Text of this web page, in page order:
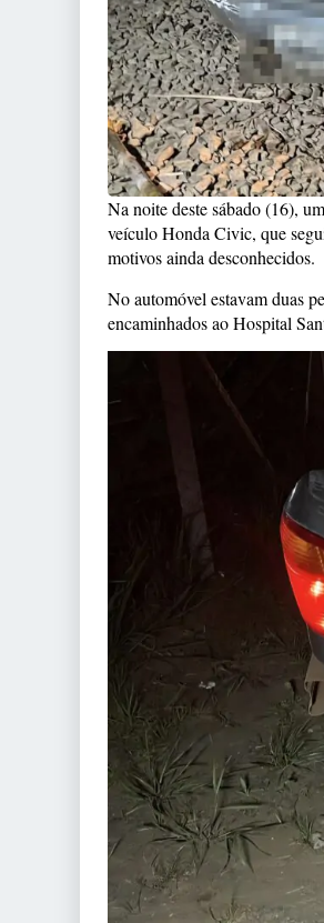
Na noite deste sábado (16),
veículo Honda Civic, que
motivos ainda desconhecidos.
No automóvel estavam duas
encaminhados ao Hospital